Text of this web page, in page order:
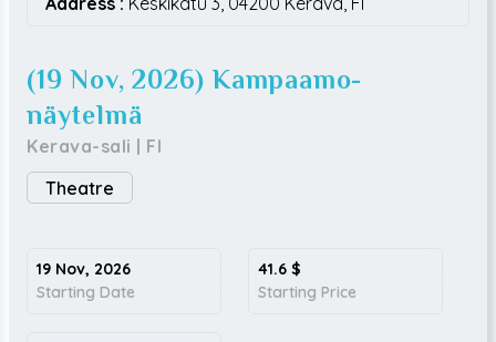
(19 Nov, 2026) Kampaamo-
näytelmä
Kerava-sali
FI
Theatre
19 Nov, 2026
Starting Date
41.6 $
Starting Price